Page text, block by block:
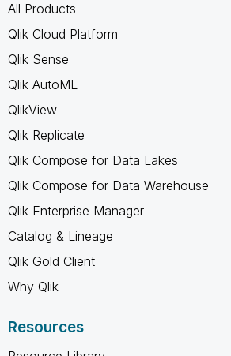
All Products
Qlik Cloud Platform
Qlik Sense
Qlik AutoML
QlikView
Qlik Replicate
Qlik Compose for Data Lakes
Qlik Compose for Data Warehouse
Qlik Enterprise Manager
Catalog & Lineage
Qlik Gold Client
Why Qlik
Resources